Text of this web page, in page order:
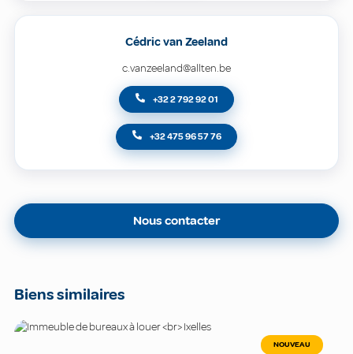
Cédric van Zeeland
c.vanzeeland@allten.be
+32 2 792 92 01
+32 475 96 57 76
Nous contacter
Biens similaires
NOUVEAU